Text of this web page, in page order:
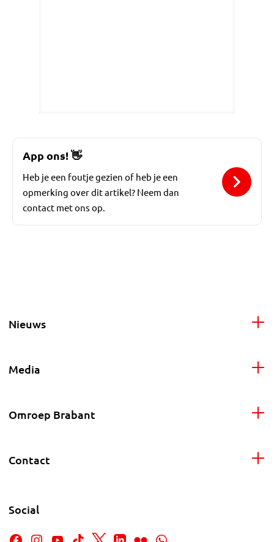
App ons!👋
Heb je een foutje gezien of heb je een
opmerking over dit artikel? Neem dan
contact met ons op.
Nieuws
Media
Omroep Brabant
Contact
Social